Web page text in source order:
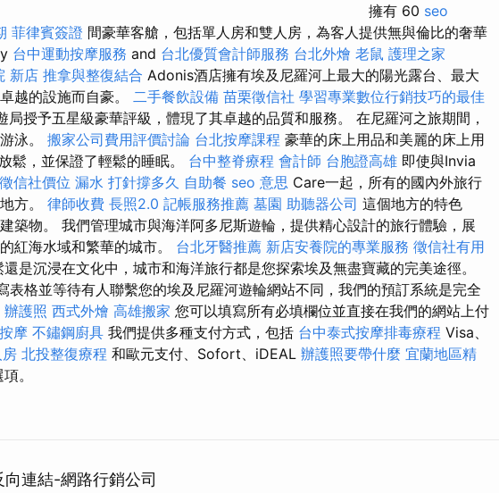
擁有 60 seo
菲律賓簽證 間豪華客艙，包括單人房和雙人房，為客人提供無與倫比的奢華
台中運動按摩服務 and 台北優質會計師服務 台北外燴 老鼠 護理之家
新店 推拿與整復結合 Adonis酒店擁有埃及尼羅河上最大的陽光露台、最大
越的設施而自豪。 二手餐飲設備 苗栗徵信社 學習專業數位行銷技巧的最佳
局授予五星級豪華評級，體現了其卓越的品質和服務。 在尼羅河之旅期間，
泳。 搬家公司費用評價討論 台北按摩課程 豪華的床上用品和美麗的床上用
鬆，並保證了輕鬆的睡眠。 台中整脊療程 會計師 台胞證高雄 即使與Invia
徵信社價位 漏水 打針撐多久 自助餐 seo 意思 Care一起，所有的國內外旅行
方。 律師收費 長照2.0 記帳服務推薦 墓園 助聽器公司 這個地方的特色
築物。 我們管理城市與海洋阿多尼斯遊輪，提供精心設計的旅行體驗，展
紅海水域和繁華的城市。 台北牙醫推薦 新店安養院的專業服務 徵信社有用
是沉浸在文化中，城市和海洋旅行都是您探索埃及無盡寶藏的完美途徑。
表格並等待有人聯繫您的埃及尼羅河遊輪網站不同，我們的預訂系統是完全
辦護照 西式外燴 高雄搬家 您可以填寫所有必填欄位並直接在我們的網站上付
摩 不鏽鋼廚具 我們提供多種支付方式，包括 台中泰式按摩排毒療程 Visa、
北投整復療程 和歐元支付、Sofort、iDEAL 辦護照要帶什麼 宜蘭地區精
。
連結-網路行銷公司